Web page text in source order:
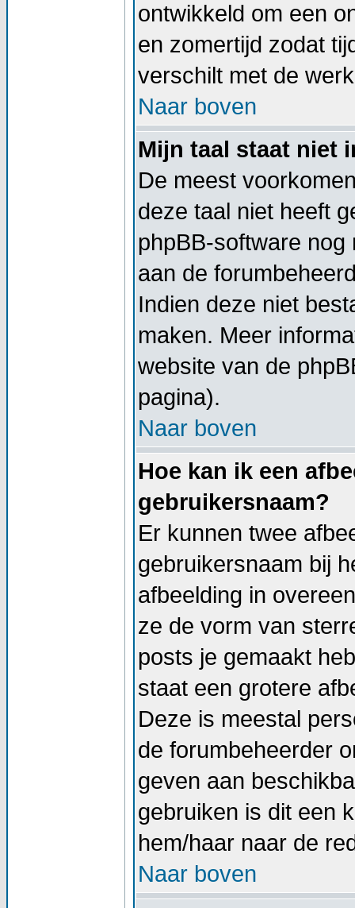
ontwikkeld om een
en zomertijd zodat
verschilt met de
Naar boven
Mijn taal staat niet
De meest
deze taal niet heeft
phpBB-software
aan de
Indien deze niet
maken. Meer
website van de
pagina).
Naar boven
Hoe kan ik een
gebruikersnaam?
Er kunnen twee
gebruikersnaam bij
afbeelding in
ze de vorm van
posts je gemaakt
staat een grotere
Deze is meestal
de forumbeheerder
geven aan
gebruiken is dit een
hem/haar naar de
Naar boven